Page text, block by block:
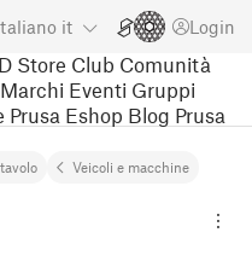
it Login
Store Club Comunità
Marchi Eventi Gruppi
Prusa Eshop Blog Prusa
Veicoli e macchine